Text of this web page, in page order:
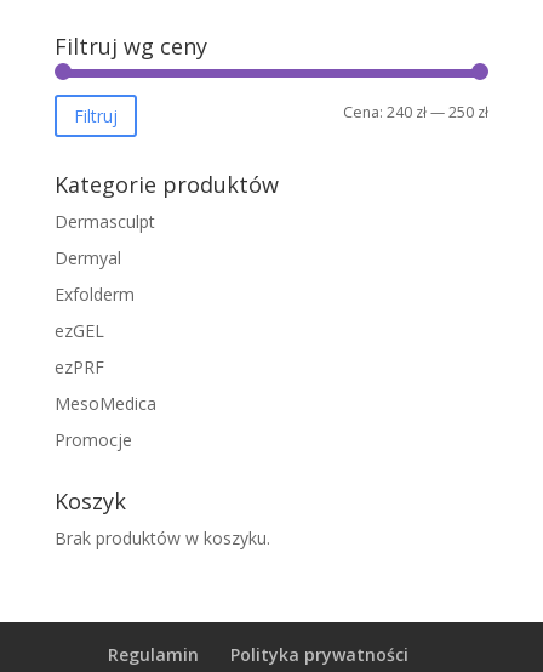
Filtruj wg ceny
Cena
Cena
Filtruj Cena:240 zł—250 zł
Kategorie produktów
Dermasculpt
Dermyal
Exfolderm
ezGEL
ezPRF
MesoMedica
Promocje
Koszyk
Brak produktów w koszyku.
Regulamin
Polityka prywatności